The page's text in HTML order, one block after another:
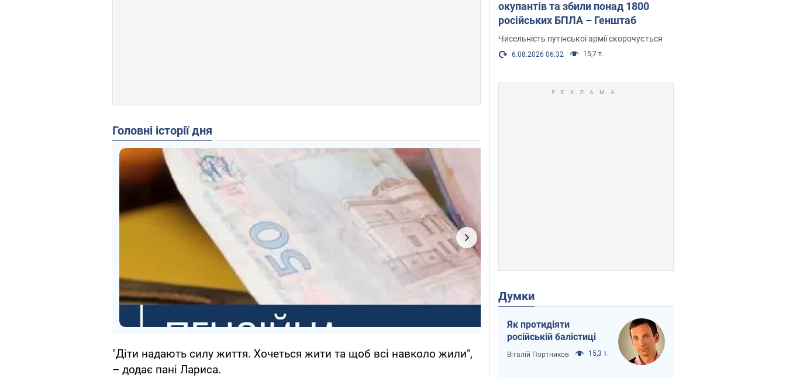
Головні історії дня
"Діти надають силу життя. Хочеться жити та щоб всі навколо жили",
– додає пані Лариса.
окупантів та збили понад 1800
російських БПЛА – Генштаб
Чисельність путінської армії скорочується
6.08.2026 06:32 15,7 т.
Думки
Як протидіяти
російській балістиці
Віталій Портников 15,3 т.